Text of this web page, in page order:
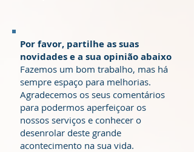
Por favor, partilhe as suas
novidades e a sua opinião abaixo
Fazemos um bom trabalho, mas há
sempre espaço para melhorias.
Agradecemos os seus comentários
para podermos aperfeiçoar os
nossos serviços e conhecer o
desenrolar deste grande
acontecimento na sua vida.